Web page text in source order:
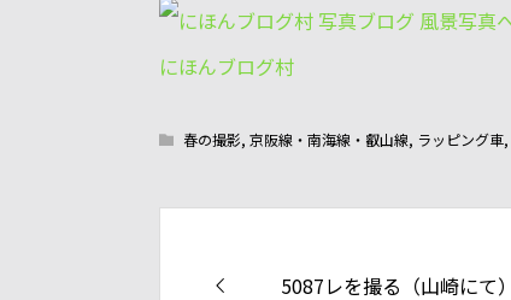
にほんブログ村
春の撮影, 京阪線・南海線・叡山線, ラッピング車,
5087レを撮る（山崎にて）